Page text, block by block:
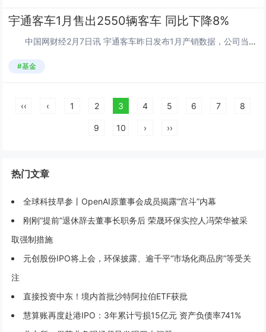
宇通客车1月售出2550辆客车 同比下降8%
中国网财经2月7日讯 宇通客车昨日发布1月产销数据，公司当月共生产各类客车2560辆，同比下降14.58%，其中大型客车1175辆，同比下降39.84%；中型客车783辆，轻型客车602辆，同比增长127.17%。图片来源于网络，如有侵...
#基金
‹‹ ‹ 1 2 3 4 5 6 7 8
9 10 › ››
热门文章
全球科技早参丨OpenAI原董事会成员揭露“宫斗”内幕
刚刚“提前”退休辞去董事长职务后 荣晟环保实控人冯荣华被采
取强制措施
元创股份IPO将上会，环保披露、逾千平“市场化商品房”等受关
注
直接投资中东！境内首批沙特阿拉伯ETF获批
慧算账再度赴港IPO：3年累计亏损15亿元 资产负债率741%